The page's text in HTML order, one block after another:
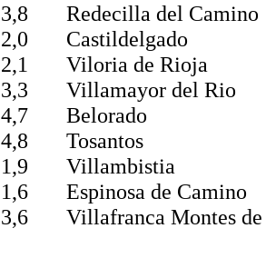
3,8 Redecilla del Camino
2,0 Castildelgado
2,1 Viloria de Rioja
3,3 Villamayor del Rio
4,7 Belorado
4,8 Tosantos
1,9 Villambistia
1,6 Espinosa de Camino
3,6 Villafranca Montes de